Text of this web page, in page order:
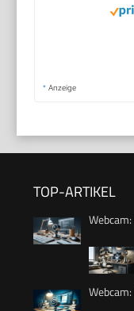
* Anzeige
TOP-ARTIKEL